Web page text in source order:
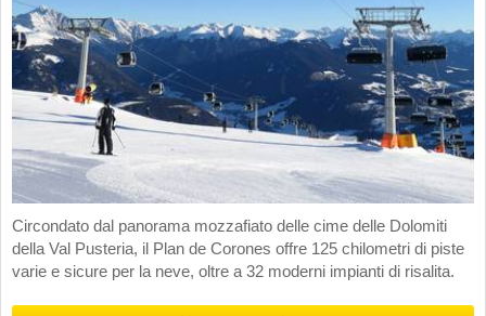
Circondato dal panorama mozzafiato delle cime delle Dolomiti
della Val Pusteria, il Plan de Corones offre 125 chilometri di piste
varie e sicure per la neve, oltre a 32 moderni impianti di risalita.